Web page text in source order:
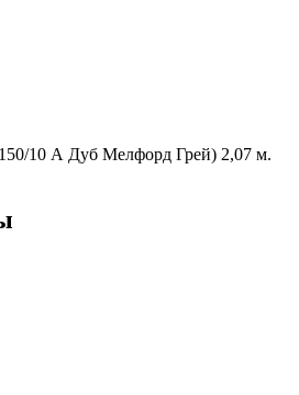
10 А Дуб Мелфорд Грей) 2,07 м.